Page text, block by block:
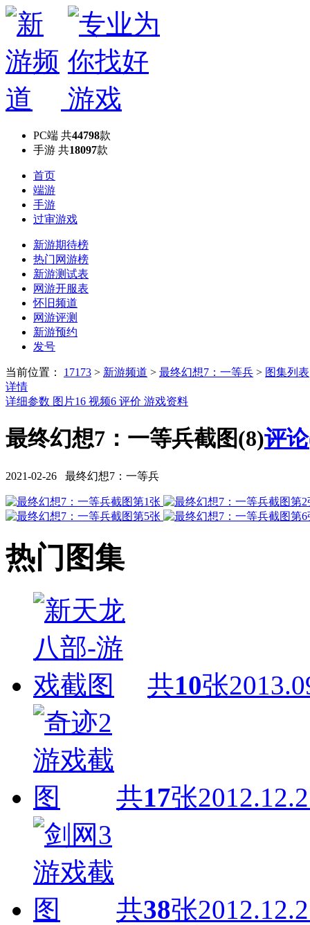
PC端 共44798款
手游 共18097款
首页
端游
手游
过审游戏
新游期待榜
热门网游榜
新游测试表
网游开服表
怀旧频道
网游评测
新游预约
发号
当前位置： 17173 > 新游频道 > 最终幻想7：一等兵 > 图集列表
详情
详细参数 图片16 视频6 评价 游戏资料
最终幻想7：一等兵截图(8)评
2021-02-26 最终幻想7：一等兵
热门图集
共10张
共17张
共38张